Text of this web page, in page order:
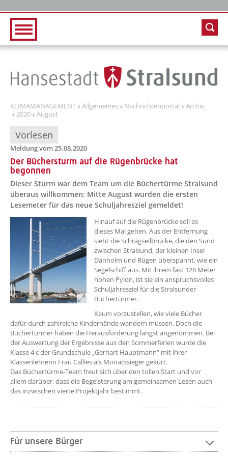
KLIMAMANAGEMENT Allgemeines Nachrichtenportal
Archiv
2020
August
Vorlesen
Meldung vom 25.08.2020
Der Büchersturm auf die Rügenbrücke hat
begonnen
Dieser Sturm war dem Team um die Büchertürme Stralsund
überaus willkommen: Mitte August wurden die ersten
Lesemeter für das neue Schuljahresziel gemeldet!
Hinauf auf die Rügenbrücke soll es
dieses Mal gehen. Aus der Entfernung
sieht die Schrägseilbrücke, die den Sund
zwischen Stralsund, der kleinen Insel
Dänholm und Rügen überspannt, wie ein
Segelschiff aus. Mit ihrem fast 128 Meter
hohen Pylon, ist sie ein anspruchsvolles
Schuljahresziel für die Stralsunder
Büchertürmer.
Kaum vorzustellen, wie viele Bücher
dafür durch zahlreiche Kinderhände wandern müssen. Doch die
Büchertürmer haben die Herausforderung längst angenommen. Bei
der Auswertung der Ergebnisse aus den Sommerferien wurde die
Klasse 4 c der Grundschule „Gerhart Hauptmann“ mit ihrer
Klassenlehrerin Frau Callies als Monatssieger gekürt.
Das Büchertürme-Team freut sich über den tollen Start und vor
allem darüber, dass die Begeisterung am gemeinsamen Lesen auch
das inzwischen vierte Projektjahr bestimmt.
Für unsere Bürger